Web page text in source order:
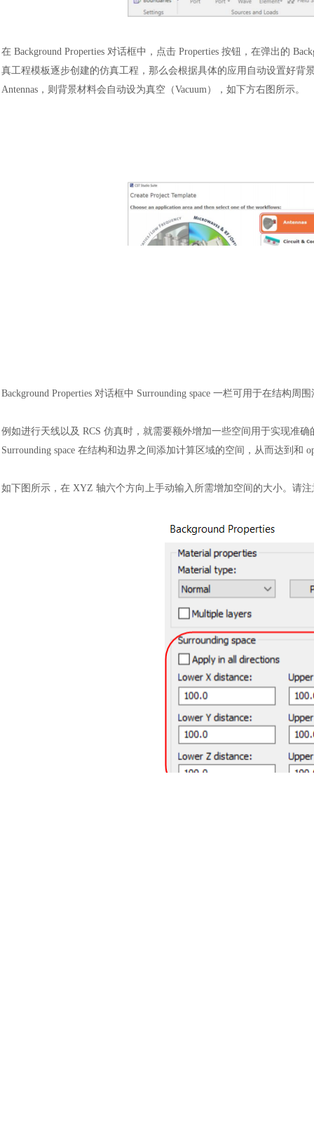
在 Background Properties 对话框中，点击 Properties 按钮，在弹出的
真工程模板逐步创建的仿真工程，那么会根据具体的应用自动设置好背
Antennas，则背景材料会自动设为真空（Vacuum），如下方右图所示。
Background Properties 对话框中 Surrounding space 一栏可用于在结构周
例如进行天线以及 RCS 仿真时，就需要额外增加一些空间用于实现准
Surrounding space 在结构和边界之间添加计算区域的空间，从而达到和
如下图所示，在 XYZ 轴六个方向上手动输入所需增加空间的大小。请